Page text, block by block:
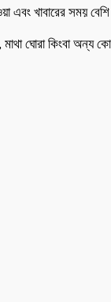
এবং খাবারের সময়
ঘোরা কিংবা